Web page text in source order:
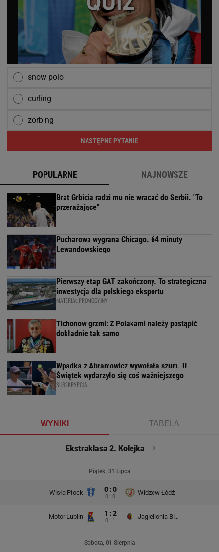
snow polo
curling
zorbing
NASTĘPNE PYTANIE
POPULARNE NAJNOWSZE
Brat Grbicia radzi mu nie wracać do Serbii. "To
przerażające"
Pucharowa wygrana Chicago. 64 minuty
Lewandowskiego
Pierwszy etap GAT zakończony. To strategiczna
inwestycja dla polskiego eksportu
MATERIAŁ PROMOCYJNY
Tichonow grzmi: Z Polakami należy postąpić
dokładnie tak samo
Wpadka z Abramowicz wywołała szum. U
Świątek wydarzyło się coś ważniejszego
SUBSKRYPCJA
WYNIKI TABELA
Ekstraklasa 2. Kolejka
Piątek, 31 Lipca
Wisła Płock 0 : 0
0 : 0
Widzew Łódź
Motor Lublin 1 : 2
0 : 1
Jagiellonia Białystok
Sobota, 01 Sierpnia